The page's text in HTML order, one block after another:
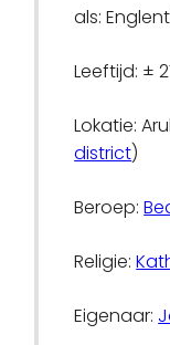
als:
Leeftijd: ±
Lokatie:
district)
Beroep:
Religie:
Eigenaar: